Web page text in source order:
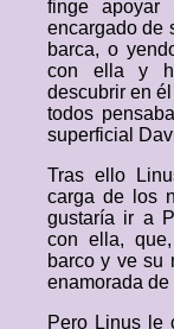
finge apoyar
encargado de
barca, o
con ella y
descubrir en
todos
superficial
Tras ello
carga de los
gustaría ir a
con ella,
barco y ve su
enamorada de
Pero Linus le